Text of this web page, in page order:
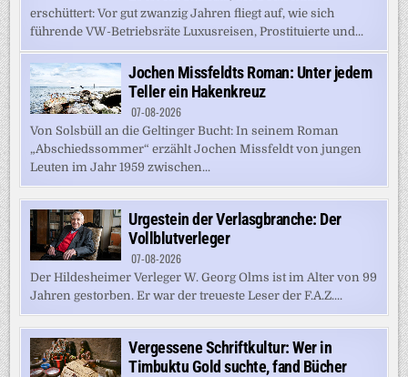
erschüttert: Vor gut zwanzig Jahren fliegt auf, wie sich
führende VW-Betriebsräte Luxusreisen, Prostituierte und...
Jochen Missfeldts Roman: Unter jedem
Teller ein Hakenkreuz
07-08-2026
Von Solsbüll an die Geltinger Bucht: In seinem Roman
„Abschiedssommer“ erzählt Jochen Missfeldt von jungen
Leuten im Jahr 1959 zwischen...
Urgestein der Verlasgbranche: Der
Vollblutverleger
07-08-2026
Der Hildesheimer Verleger W. Georg Olms ist im Alter von 99
Jahren gestorben. Er war der treueste Leser der F.A.Z....
Vergessene Schriftkultur: Wer in
Timbuktu Gold suchte, fand Bücher